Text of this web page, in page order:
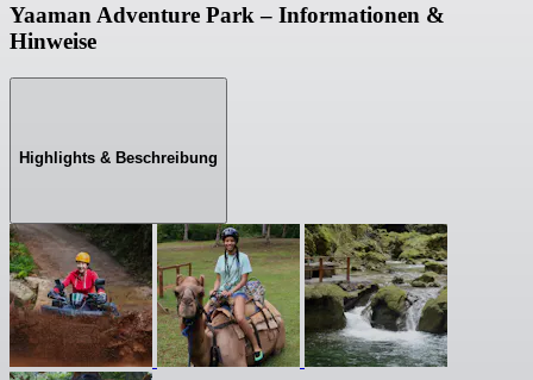
Yaaman Adventure Park – Informationen &
Hinweise
Highlights & Beschreibung